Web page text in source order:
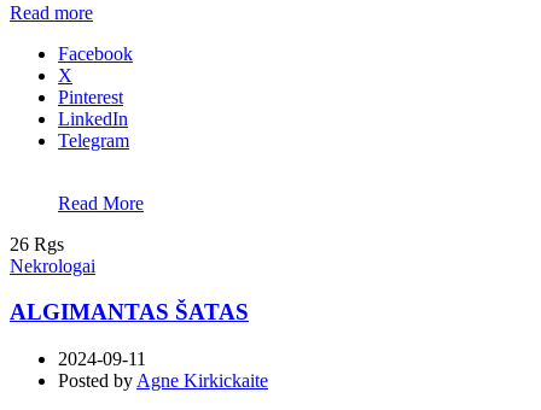
Read more
Facebook
X
Pinterest
LinkedIn
Telegram
Read More
26 Rgs
Nekrologai
ALGIMANTAS ŠATAS
2024-09-11
Posted by Agne Kirkickaite